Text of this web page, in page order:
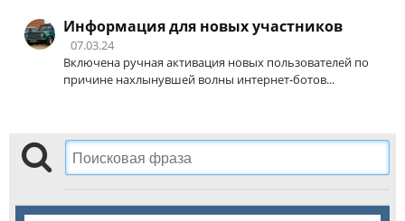
Информация для новых участников
07.03.24
Включена ручная активация новых пользователей по
причине нахлынувшей волны интернет-ботов...